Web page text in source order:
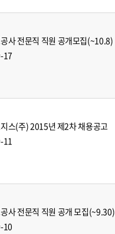
사 전문직 직원 공개모집(~10.8)
17
스(주) 2015년 제2차 채용공고
11
사 전문직 직원 공개 모집(~9.30)
10